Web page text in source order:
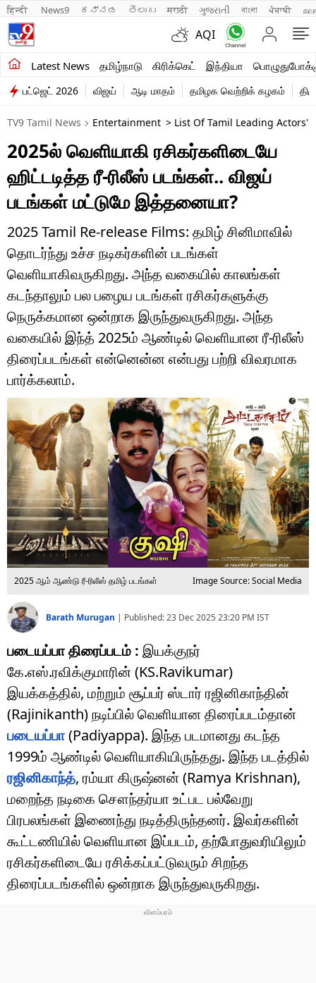
हिन्दी News9 ಕನ್ನಡ తెలుగు मराठी ગુજરાતી বাংলা ਪੰਜਾਬੀ
AQI
Latest News தமிழ்நாடு கிரிக்கெட் இந்தியா
சமீபத்திய செய்திகள்
தமிழ்நாடு
இந்தியா
உலகம்
விளையாட்டு
பொழுதுபோக்கு
லைஃப்ஸ்டைல்
வணிகம்
டெக்னாலஜி
ஆன்மீகம்
வைரல்
ஹெஃல்த்
ஷார்ட் வீடியோஸ்
வலை கதைகள்
போட்டோ கேலரி
பட்ஜெட் 2026 விஜய் ஆடி மாதம் தமிழக வெற்றிக் கழகம்
TV9 Tamil News Entertainment > List Of Tamil Leading Actors'
2025ல் வெளியாகி ரசிகர்களிடையே
ஹிட்டடித்த ரீ-ரிலீஸ் படங்கள்.. விஜய்
படங்கள் மட்டுமே இத்தனையா?
2025 Tamil Re-release Films: தமிழ் சினிமாவில்
தொடர்ந்து உச்ச நடிகர்களின் படங்கள்
வெளியாகிவருகிறது. அந்த வகையில் காலங்கள்
கடந்தாலும் பல பழைய படங்கள் ரசிகர்களுக்கு
நெருக்கமான ஒன்றாக இருந்துவருகிறது. அந்த
வகையில் இந்த் 2025ம் ஆண்டில் வெளியான ரீ-ரிலீஸ்
திரைப்படங்கள் என்னென்ன என்பது பற்றி விவரமாக
பார்க்கலாம்.
2025 ஆம் ஆண்டு ரீ-ரிலீஸ் தமிழ் படங்கள் Image Source: Social Media
Barath Murugan | Published:23 Dec 2025 23:20 PM IST
படையப்பா திரைப்படம் : இயக்குநர்
கே.எஸ்.ரவிக்குமாரின் (KS.Ravikumar)
இயக்கத்தில், மற்றும் சூப்பர் ஸ்டார் ரஜினிகாந்தின்
(Rajinikanth) நடிப்பில் வெளியான திரைப்படம்தான்
படையப்பா(Padiyappa). இந்த படமானது கடந்த
1999ம் ஆண்டில் வெளியாகியிருந்தது. இந்த படத்தில்
ரஜினிகாந்த், ரம்யா கிருஷ்னன் (Ramya Krishnan),
மறைந்த நடிகை சௌந்தர்யா உட்பட பல்வேறு
பிரபலங்கள் இணைந்து நடித்திருந்தனர். இவர்களின்
கூட்டணியில் வெளியான இப்படம், தற்போதுவரியிலும்
ரசிகர்களிடையே ரசிக்கப்பட்டுவரும் சிறந்த
திரைப்படங்களில் ஒன்றாக இருந்துவருகிறது.